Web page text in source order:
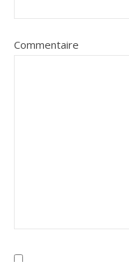
Commentaire